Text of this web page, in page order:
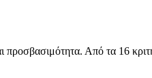
προσβασιμότητα. Από τα 16